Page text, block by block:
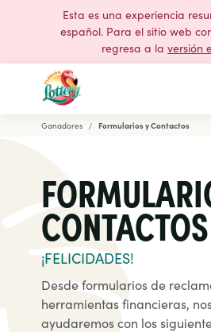
Esta es una experiencia
español. Para el sitio web
regresa a la versión
Lotería de la Florida
Ganadores Formularios y Contactos
CONTACTOS
¡FELICIDADES!
Desde formularios de
herramientas financieras,
ayudaremos con los